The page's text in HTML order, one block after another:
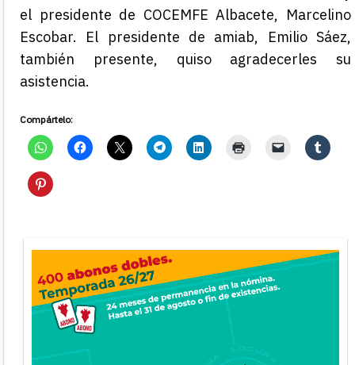
el presidente de COCEMFE Albacete, Marcelino
Escobar. El presidente de amiab, Emilio Sáez,
también presente, quiso agradecerles su
asistencia.
Compártelo: